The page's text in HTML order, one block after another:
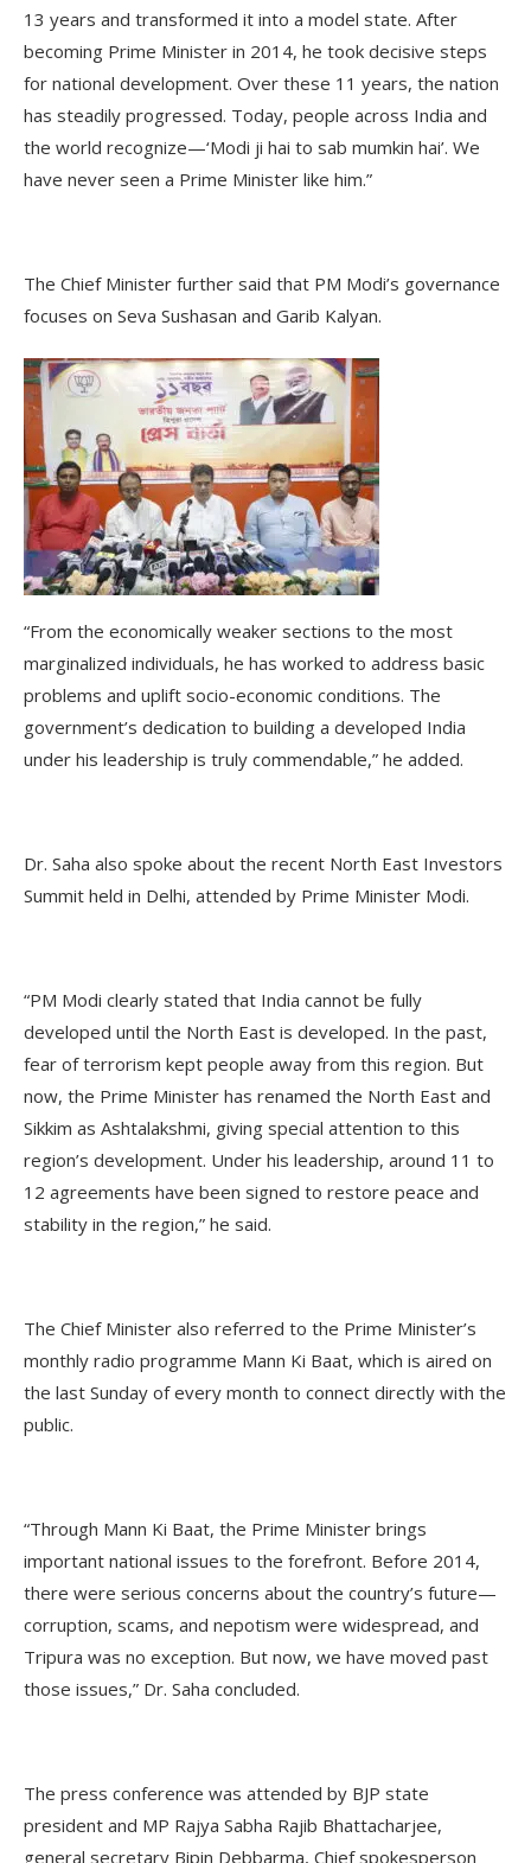
13 years and transformed it into a model state. After
becoming Prime Minister in 2014, he took decisive steps
for national development. Over these 11 years, the nation
has steadily progressed. Today, people across India and
the world recognize—‘Modi ji hai to sab mumkin hai’. We
have never seen a Prime Minister like him.”
The Chief Minister further said that PM Modi’s governance
focuses on Seva Sushasan and Garib Kalyan.
“From the economically weaker sections to the most
marginalized individuals, he has worked to address basic
problems and uplift socio-economic conditions. The
government’s dedication to building a developed India
under his leadership is truly commendable,” he added.
Dr. Saha also spoke about the recent North East Investors
Summit held in Delhi, attended by Prime Minister Modi.
“PM Modi clearly stated that India cannot be fully
developed until the North East is developed. In the past,
fear of terrorism kept people away from this region. But
now, the Prime Minister has renamed the North East and
Sikkim as Ashtalakshmi, giving special attention to this
region’s development. Under his leadership, around 11 to
12 agreements have been signed to restore peace and
stability in the region,” he said.
The Chief Minister also referred to the Prime Minister’s
monthly radio programme Mann Ki Baat, which is aired on
the last Sunday of every month to connect directly with the
public.
“Through Mann Ki Baat, the Prime Minister brings
important national issues to the forefront. Before 2014,
there were serious concerns about the country’s future—
corruption, scams, and nepotism were widespread, and
Tripura was no exception. But now, we have moved past
those issues,” Dr. Saha concluded.
The press conference was attended by BJP state
president and MP Rajya Sabha Rajib Bhattacharjee,
general secretary Bipin Debbarma, Chief spokesperson